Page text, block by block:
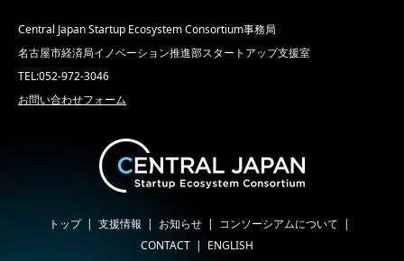
Central Japan Startup Ecosystem Consortium事務局
名古屋市経済局イノベーション推進部スタートアップ支援室
TEL:052-972-3046
お問い合わせフォーム
トップ 支援情報 お知らせ
コンソーシアムについて
CONTACT
ENGLISH